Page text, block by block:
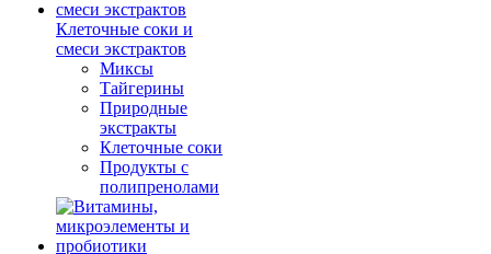
Клеточные соки и
смеси экстрактов
Миксы
Тайгерины
Природные
экстракты
Клеточные соки
Продукты с
полипренолами